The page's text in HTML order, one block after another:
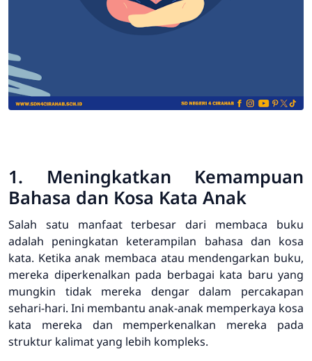
1. Meningkatkan Kemampuan
Bahasa dan Kosa Kata Anak
Salah satu manfaat terbesar dari membaca buku
adalah peningkatan keterampilan bahasa dan kosa
kata. Ketika anak membaca atau mendengarkan buku,
mereka diperkenalkan pada berbagai kata baru yang
mungkin tidak mereka dengar dalam percakapan
sehari-hari. Ini membantu anak-anak memperkaya kosa
kata mereka dan memperkenalkan mereka pada
struktur kalimat yang lebih kompleks.